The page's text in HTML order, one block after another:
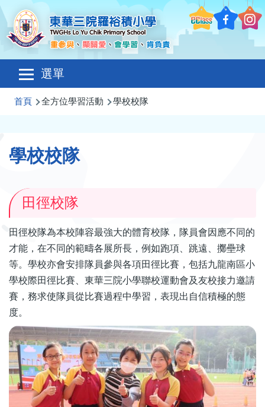
移至主內容
選單
Main
navigation
導
結
首頁 全方位學習活動 學校校隊
學校校隊
田徑校隊
田徑校隊為本校陣容最強大的體育校隊，隊員會因應不同的
才能，在不同的範疇各展所長，例如跑項、跳遠、擲壘球
等。學校亦會安排隊員參與各項田徑比賽，包括九龍南區小
學校際田徑比賽、東華三院小學聯校運動會及友校接力邀請
賽，務求使隊員從比賽過程中學習，表現出自信積極的態
度。